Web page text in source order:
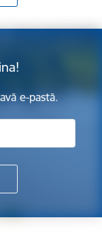
e-pastā.